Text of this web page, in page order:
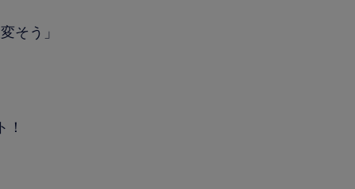
そう」